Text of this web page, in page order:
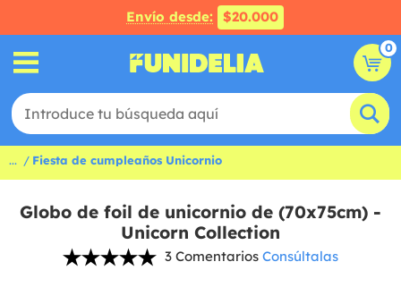
Envío desde: $20.000
0
... Fiesta de cumpleaños Unicornio
Globo de foil de unicornio de (70x75cm) -
Unicorn Collection
3 Comentarios Consúltalas